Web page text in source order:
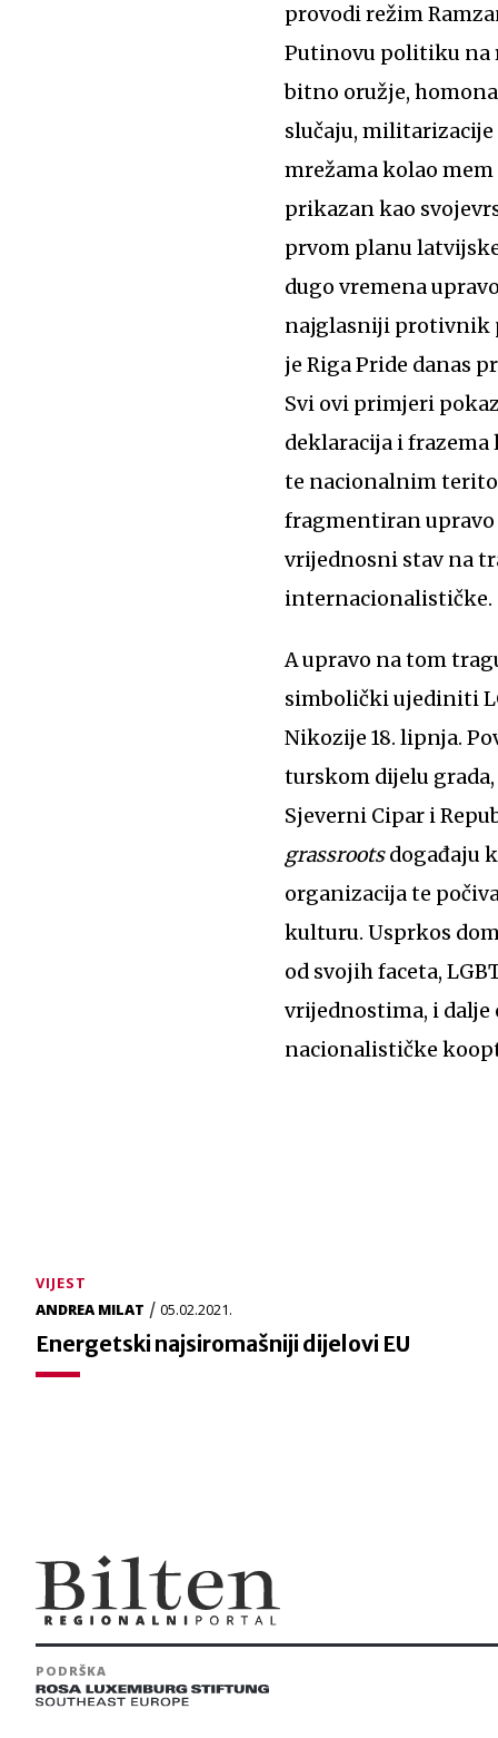
provodi režim
Putinovu politiku na
bitno oružje,
slučaju,
mrežama kolao
prikazan kao
prvom planu
dugo vremena
najglasniji protivnik
je Riga Pride danas
Svi ovi primjeri
deklaracija i
te nacionalnim
fragmentiran
vrijednosni stav na
internacionalističke.
A upravo na tom
simbolički ujediniti
Nikozije 18. lipnja.
turskom dijelu
Sjeverni Cipar i
grassrootsdogađaju
organizacija te
kulturu. Usprkos
od svojih faceta,
vrijednostima, i
nacionalističke
VIJEST
ANDREA MILAT / 05.02.2021.
Energetski najsiromašniji dijelovi EU
PODRŠKA